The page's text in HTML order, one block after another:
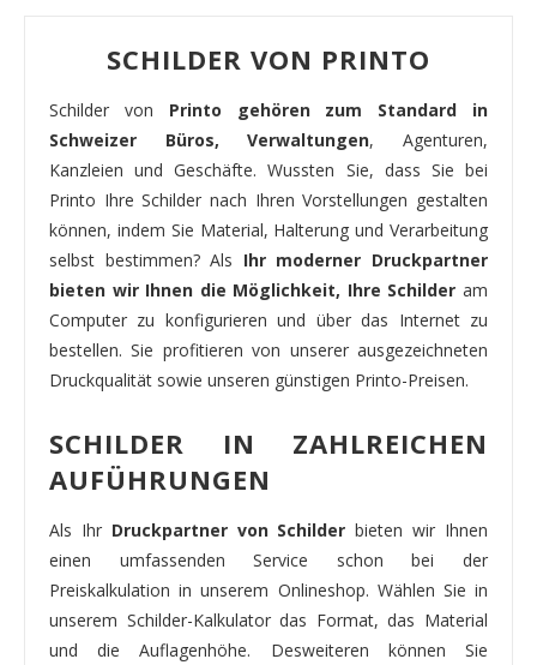
SCHILDER VON PRINTO
Schilder von Printo gehören zum Standard in
Schweizer Büros, Verwaltungen, Agenturen,
Kanzleien und Geschäfte. Wussten Sie, dass Sie bei
Printo Ihre Schilder nach Ihren Vorstellungen gestalten
können, indem Sie Material, Halterung und Verarbeitung
selbst bestimmen? Als Ihr moderner Druckpartner
bieten wir Ihnen die Möglichkeit, Ihre Schilder am
Computer zu konfigurieren und über das Internet zu
bestellen. Sie profitieren von unserer ausgezeichneten
Druckqualität sowie unseren günstigen Printo-Preisen.
SCHILDER IN ZAHLREICHEN
AUFÜHRUNGEN
Als Ihr Druckpartner von Schilderbieten wir Ihnen
einen umfassenden Service schon bei der
Preiskalkulation in unserem Onlineshop. Wählen Sie in
unserem Schilder-Kalkulator das Format, das Material
und die Auflagenhöhe. Desweiteren können Sie